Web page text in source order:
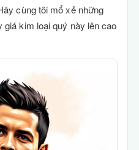
cùng tôi mổ xẻ những
giá kim loại quý này lên cao